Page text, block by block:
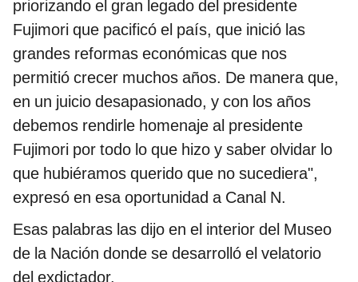
priorizando el gran legado del presidente
Fujimori que pacificó el país, que inició las
grandes reformas económicas que nos
permitió crecer muchos años. De manera que,
en un juicio desapasionado, y con los años
debemos rendirle homenaje al presidente
Fujimori por todo lo que hizo y saber olvidar lo
que hubiéramos querido que no sucediera",
expresó en esa oportunidad a Canal N.
Esas palabras las dijo en el interior del Museo
de la Nación donde se desarrolló el velatorio
del exdictador.